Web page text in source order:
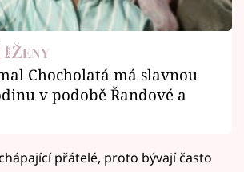
Chocholatá má slavnou
v podobě Řandové a
přátelé, proto bývají často